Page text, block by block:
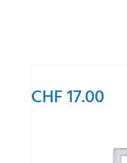
CHF17.00